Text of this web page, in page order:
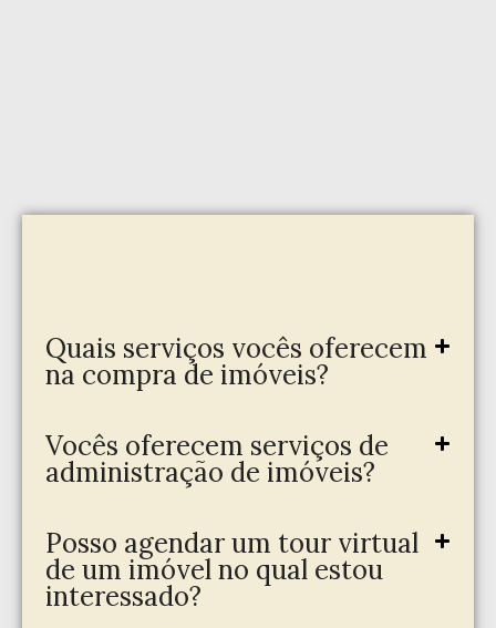
Quais serviços vocês oferecem
na compra de imóveis?
Vocês oferecem serviços de
administração de imóveis?
Posso agendar um tour virtual
de um imóvel no qual estou
interessado?